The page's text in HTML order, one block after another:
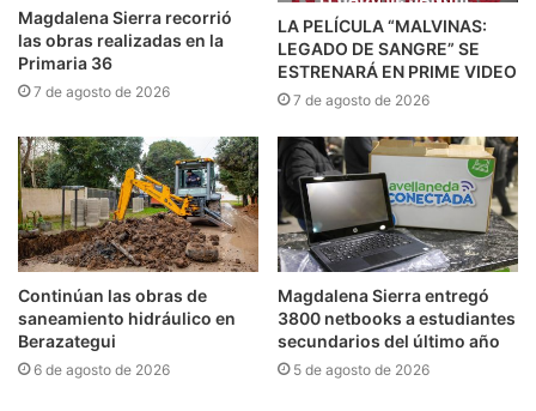
Magdalena Sierra recorrió
las obras realizadas en la
Primaria 36
7 de agosto de 2026
LA PELÍCULA “MALVINAS:
LEGADO DE SANGRE” SE
ESTRENARÁ EN PRIME VIDEO
7 de agosto de 2026
Continúan las obras de
saneamiento hidráulico en
Berazategui
6 de agosto de 2026
Magdalena Sierra entregó
3800 netbooks a estudiantes
secundarios del último año
5 de agosto de 2026